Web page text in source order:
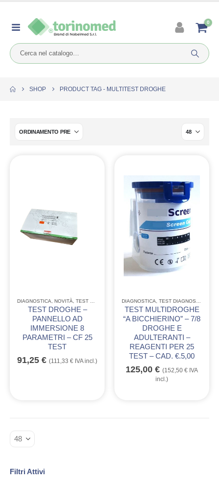
0
SHOP PRODUCT TAG - MULTITEST DROGHE
DIAGNOSTICA, NOVITÀ, TEST RAPIDI DIAGNOSTICI
TEST DROGHE –
PANNELLO AD
IMMERSIONE 8
PARAMETRI – CF 25
TEST
91,25 € (111,33 € IVA incl.)
DIAGNOSTICA, TEST DIAGNOSTICI USO PROFESSIONALE
TEST MULTIDROGHE
“A BICCHIERINO” – 7/8
DROGHE E
ADULTERANTI –
REAGENTI PER 25
TEST – CAD. €.5,00
125,00 € (152,50 € IVA
incl.)
Filtri Attivi